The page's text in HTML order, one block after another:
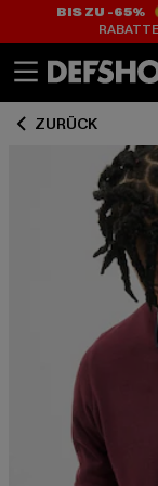
BIS ZU -65%
ZURÜCK